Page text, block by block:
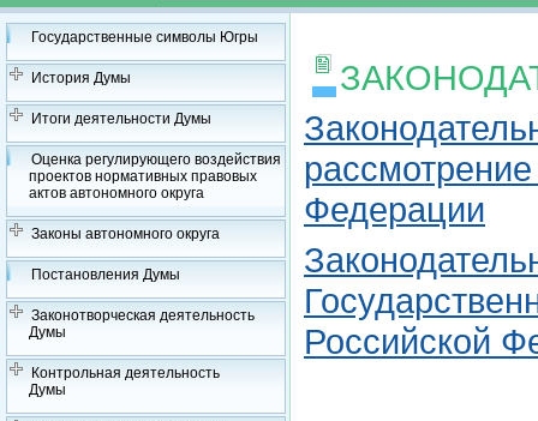
Государственные символы Югры
История Думы
Итоги деятельности Думы
Оценка регулирующего воздействия
проектов нормативных правовых
актов автономного округа
Законы автономного округа
Постановления Думы
Законотворческая деятельность
Думы
Контрольная деятельность
Думы
Федерации
Российской